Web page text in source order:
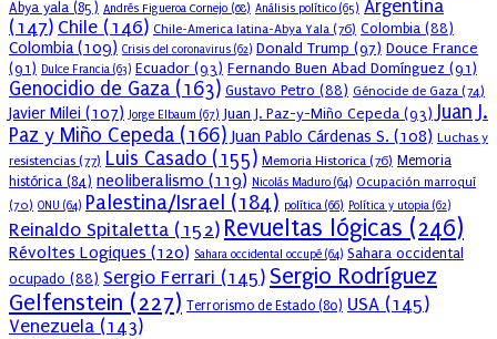
Abya yala (85) Andrés Figueroa Cornejo (68) Análisis político (65) Argentina
(147) Chile (146) Chile-America latina-Abya Yala (76) Colombia (88)
Colombia(109) Crisis del coronavirus (62) Donald Trump (97) Douce France
(91) Dulce Francia (63) Ecuador (93) Fernando Buen Abad Domínguez (91)
Genocidio de Gaza (163) Gustavo Petro (88) Génocide de Gaza (74)
Javier Milei (107) Jorge Elbaum (67) Juan J. Paz-y-Miño Cepeda (93) Juan J.
Paz y Miño Cepeda (166) Juan Pablo Cárdenas S. (108) Luchas y
resistencias (77) Luis Casado (155) Memoria Historica (76) Memoria
histórica (84) neoliberalismo (119) Nicolás Maduro (64) Ocupación marroquí
(70) ONU (64) Palestina/Israel (184) política (66) Política y utopia (62)
Reinaldo Spitaletta (152) Revueltas lógicas (246)
Révoltes Logiques (120) Sahara occidental occupé (64) Sahara occidental
ocupado (88) Sergio Ferrari (145) Sergio Rodríguez
Gelfenstein (227) Terrorismo de Estado (80) USA (145)
Venezuela (143)